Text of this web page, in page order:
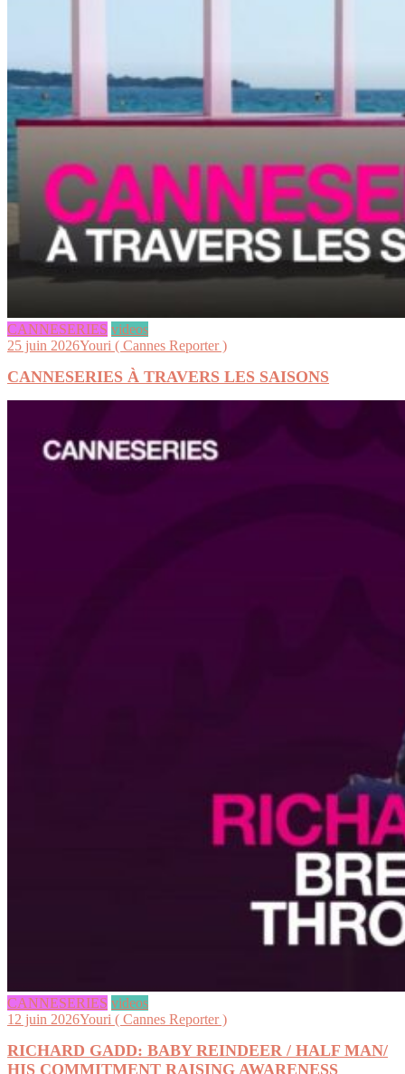
CANNESERIES videos
25 juin 2026Youri ( Cannes Reporter )
CANNESERIES À TRAVERS LES SAISONS
CANNESERIES videos
12 juin 2026Youri ( Cannes Reporter )
RICHARD GADD: BABY REINDEER / HALF MAN/
HIS COMMITMENT RAISING AWARENESS